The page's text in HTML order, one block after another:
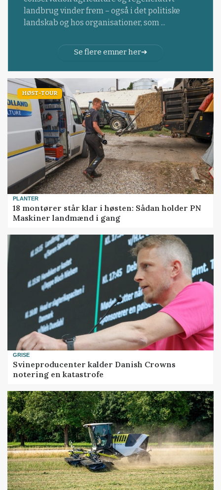
landbrug vinder frem – også i det politiske
landskab og hos organisationer, som ...
Se flere emner her
HØST-TOUR
PLANTER
18 montører står klar i høsten: Sådan holder PN
Maskiner landmænd i gang
GRISE
Svineproducenter kalder Danish Crowns
notering en katastrofe